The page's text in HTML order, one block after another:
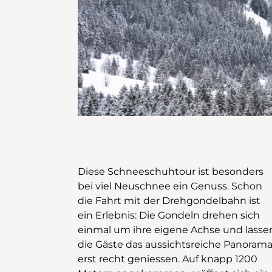
Diese Schneeschuhtour ist besonders
bei viel Neuschnee ein Genuss. Schon
die Fahrt mit der Drehgondelbahn ist
ein Erlebnis: Die Gondeln drehen sich
einmal um ihre eigene Achse und
die Gäste das aussichtsreiche Panorama
erst recht geniessen. Auf knapp 1200
Waldstrasse führt der Rundweg nach
Nordosten, leicht auf- und abwärts, bis
nach rund einer Stunde Wanderzeit bei
Mäderen eine Verzweigung erreicht
wird: Geradeaus ginge es zur
Biberegg, wo stündlich ein Bus zur
Talstation der Gondelbahn fährt. Der